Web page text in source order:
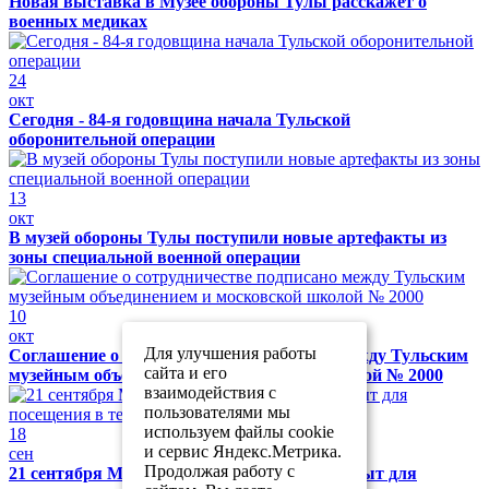
военных медиках
24
окт
Сегодня - 84-я годовщина начала Тульской
оборонительной операции
13
окт
В музей обороны Тулы поступили новые артефакты из
зоны специальной военной операции
10
окт
Соглашение о сотрудничестве подписано между Тульским
музейным объединением и московской школой № 2000
18
сен
21 сентября Музей обороны Тулы будет закрыт для
Для улучшения работы
сайта и его
взаимодействия с
пользователями мы
используем файлы cookie
и сервис Яндекс.Метрика.
Продолжая работу с